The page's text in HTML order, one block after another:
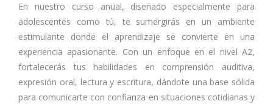
En nuestro curso anual, diseñado especialmente para
adolescentes como tú, te sumergirás en un ambiente
estimulante donde el aprendizaje se convierte en una
experiencia apasionante. Con un enfoque en el nivel A2,
fortalecerás tus habilidades en comprensión auditiva,
expresión oral, lectura y escritura, dándote una base sólida
para comunicarte con confianza en situaciones cotidianas y